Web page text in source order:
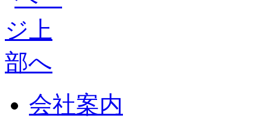
会社案内